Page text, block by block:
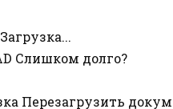
Загрузка...
Слишком долго?
Перезагрузить